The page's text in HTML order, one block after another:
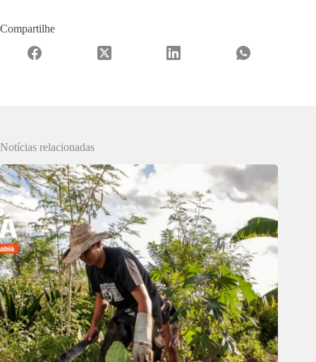
Compartilhe
Notícias relacionadas